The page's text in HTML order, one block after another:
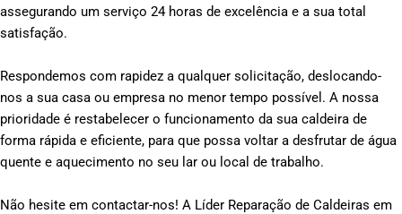
assegurando um serviço 24 horas de excelência e a sua total
satisfação.
Respondemos com rapidez a qualquer solicitação, deslocando-
nos a sua casa ou empresa no menor tempo possível. A nossa
prioridade é restabelecer o funcionamento da sua caldeira de
forma rápida e eficiente, para que possa voltar a desfrutar de água
quente e aquecimento no seu lar ou local de trabalho.
Não hesite em contactar-nos! A Líder Reparação de Caldeiras em